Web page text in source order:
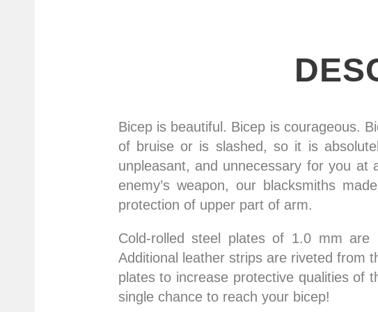
Bicep is beautiful. Bicep is courageous.
of bruise or is slashed, so it is
unpleasant, and unnecessary for you
enemy’s weapon, our blacksmiths
protection of upper part of arm.
Cold-rolled steel plates of 1.0 mm
Additional leather strips are riveted from
plates to increase protective qualities of
single chance to reach your bicep!